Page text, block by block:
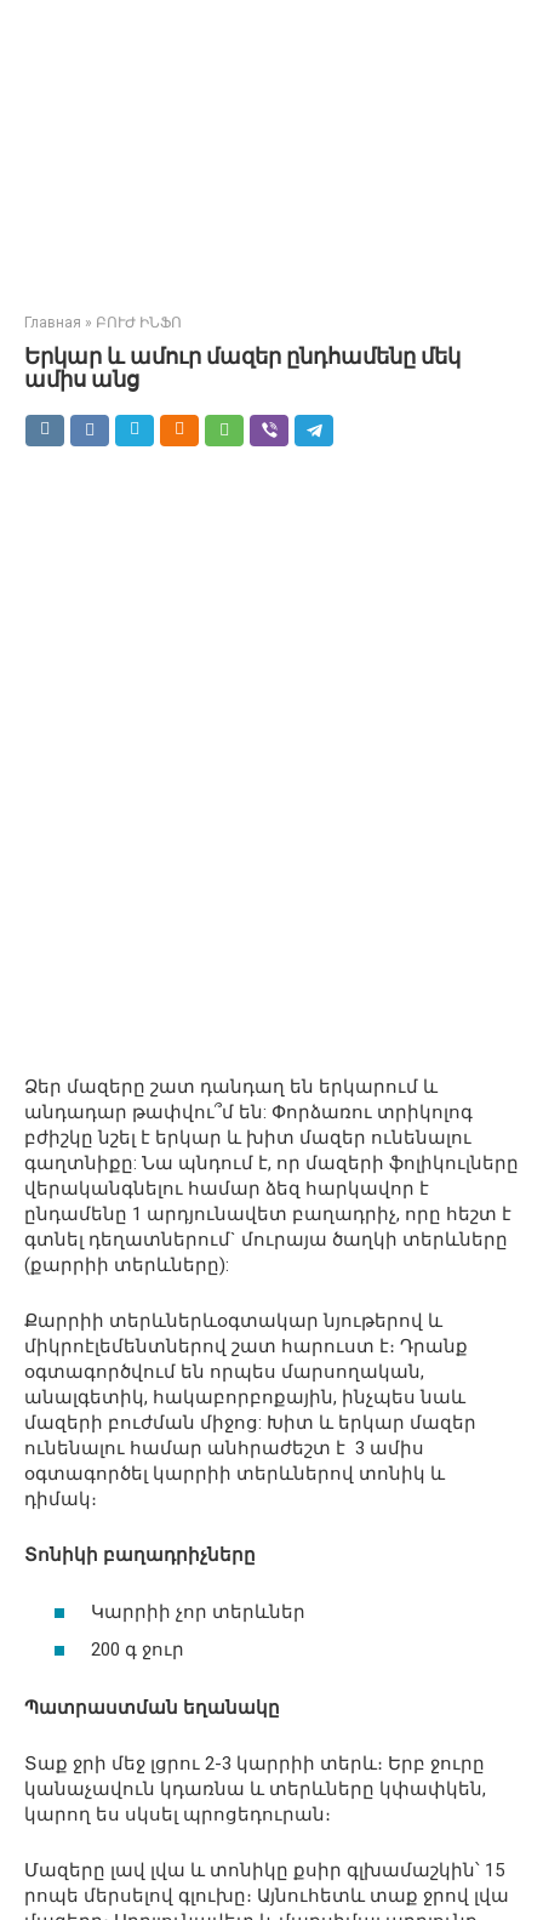
Главная » ԲՈՒԺ ԻՆՖՈ
Երկար և ամուր մազեր ընդհամենը մեկ
ամիս անց
Ձեր մազերը շատ դանդաղ են երկարում և
անդադար թափվու՞մ են: Փորձառու տրիկոլոգ
բժիշկը նշել է երկար և խիտ մազեր ունենալու
գաղտնիքը: Նա պնդում է, որ մազերի ֆոլիկուլները
վերականգնելու համար ձեզ հարկավոր է
ընդամենը 1 արդյունավետ բաղադրիչ, որը հեշտ է
գտնել դեղատներում` մուրայա ծաղկի տերևները
(քարրիի տերևները):
Քարրիի տերևներևօգտակար նյութերով և
միկրոէլեմենտներով շատ հարուստ է։ Դրանք
օգտագործվում են որպես մարսողական,
անալգետիկ, հակաբորբոքային, ինչպես նաև
մազերի բուժման միջոց: Խիտ և երկար մազեր
ունենալու համար անհրաժեշտ է 3 ամիս
օգտագործել կարրիի տերևներով տոնիկ և
դիմակ։
Տոնիկի բաղադրիչները
Կարրիի չոր տերևներ
200 գ ջուր
Պատրաստման եղանակը
Տաք ջրի մեջ լցրու 2-3 կարրիի տերև։ Երբ ջուրը
կանաչավուն կդառնա և տերևները կփափկեն,
կարող ես սկսել պրոցեդուրան։
Մազերը լավ լվա և տոնիկը քսիր գլխամաշկին՝ 15
րոպե մերսելով գլուխը։ Այնուհետև տաք ջրով լվա